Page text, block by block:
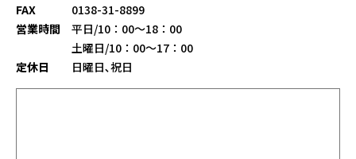
FAX
0138-31-8899
営業時間
平日/10：00～18：00
土曜日/10：00～17：00
定休日
日曜日､祝日